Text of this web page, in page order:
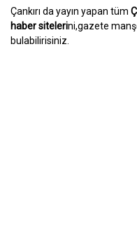
Çankırı da yayın yapan tüm
haber sitelerini,gazete
bulabilirisiniz.